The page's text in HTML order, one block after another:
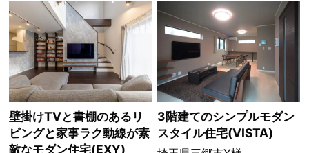
壁掛けTVと書棚のあるリ
ビングと家事ラク動線が素
敵なモダン住宅(EXY)
3階建てのシンプルモダン
スタイル住宅(VISTA)